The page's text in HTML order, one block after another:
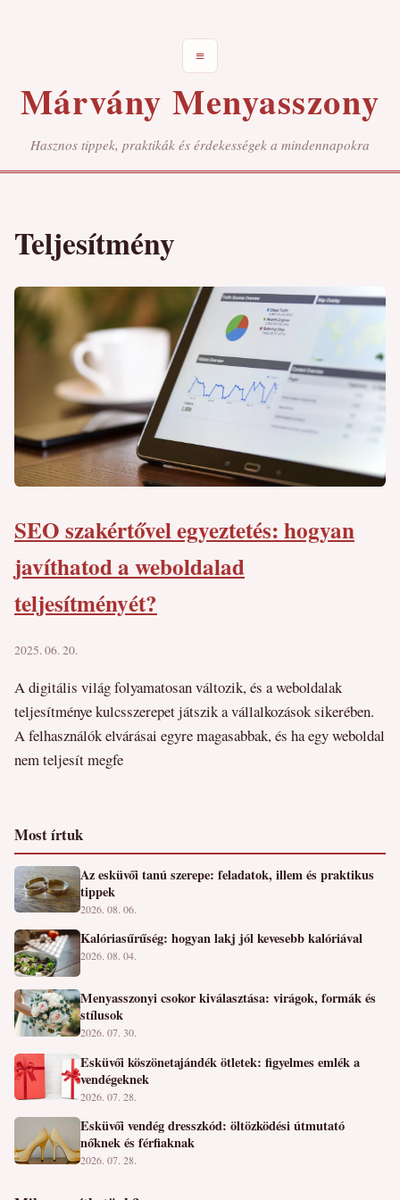
≡
Márvány Menyasszony
Hasznos tippek, praktikák és érdekességek a mindennapokra
Teljesítmény
SEO szakértővel egyeztetés: hogyan
javíthatod a weboldalad
teljesítményét?
2025. 06. 20.
A digitális világ folyamatosan változik, és a weboldalak
teljesítménye kulcsszerepet játszik a vállalkozások sikerében.
A felhasználók elvárásai egyre magasabbak, és ha egy weboldal
nem teljesít megfe
Most írtuk
Az esküvői tanú szerepe: feladatok, illem és praktikus
tippek
2026. 08. 06.
Kalóriasűrűség: hogyan lakj jól kevesebb kalóriával
2026. 08. 04.
Menyasszonyi csokor kiválasztása: virágok, formák és
stílusok
2026. 07. 30.
Esküvői köszönetajándék ötletek: figyelmes emlék a
vendégeknek
2026. 07. 28.
Esküvői vendég dresszkód: öltözködési útmutató
nőknek és férfiaknak
2026. 07. 28.